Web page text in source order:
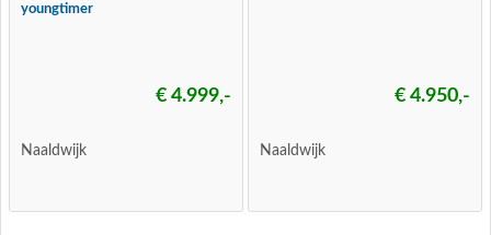
youngtimer
€ 4.999,-
Naaldwijk
€ 4.950,-
Naaldwijk